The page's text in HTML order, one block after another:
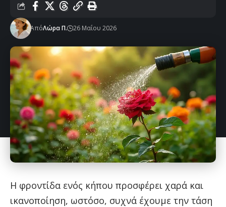
ΑπόΛώρα Π. 26 Μαΐου 2026
Η φροντίδα ενός κήπου προσφέρει χαρά και
ικανοποίηση, ωστόσο, συχνά έχουμε την τάση